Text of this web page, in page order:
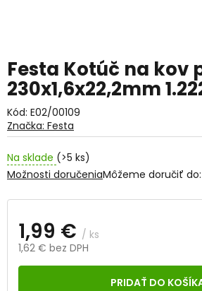
Festa Kotúč na kov
230x1,6x22,2mm
Kód: E02/00109
Na sklade (>5 ks)
Môžeme doručiť do:
Možnosti doručenia
1,99 € / ks
1,62 € bez DPH
Jednotková
PRIDAŤ DO
Značka: Festa